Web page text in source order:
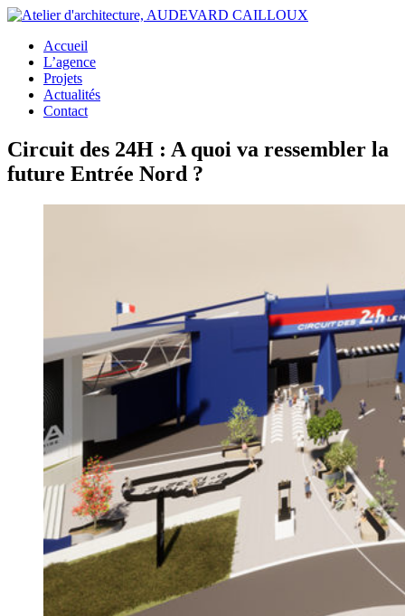
Accueil
L’agence
Projets
Actualités
Contact
Circuit des 24H : A quoi va ressembler la
future Entrée Nord ?